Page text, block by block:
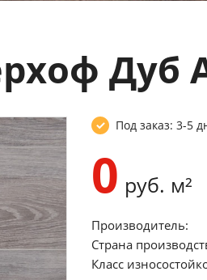
Дуб
Под заказ: 3-5
0 руб. м²
Производитель:
Страна
Класс